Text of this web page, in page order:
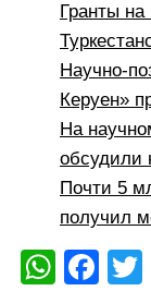
Гранты
Научно-
Керуен»
На
обсудили
Почти 5
получил
W
F